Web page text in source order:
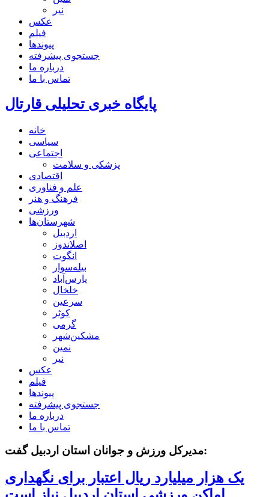
نیر
عکس
فیلم
پیوندها
جستجوی پیشرفته
درباره ما
تماس با ما
پایگاه خبری تحلیلی قارتال
خانه
سیاسی
اجتماعی
پزشکی و سلامت
اقتصادی
علم و فناوری
فرهنگ و هنر
ورزشی
شهرستان‌ها
اردبیل
اصلاندوز
انگوت
بیله‌سوار
پارس‌آباد
خلخال
سرعین
کوثر
گرمی
مشکین‌شهر
نمین
نیر
عکس
فیلم
پیوندها
جستجوی پیشرفته
درباره ما
تماس با ما
مدیرکل ورزش و جوانان استان اردبیل گفت:
یک هزار میلیارد ریال اعتبار برای نگهداری